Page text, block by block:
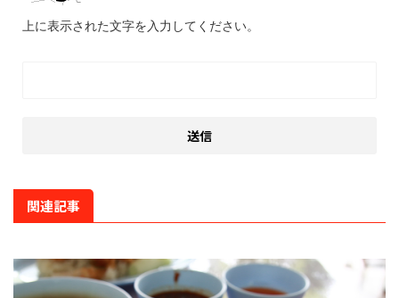
上に表示された文字を入力してください。
関連記事